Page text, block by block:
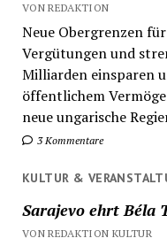
VON REDAKTION
Neue Obergrenzen
Vergütungen und
Milliarden einsparen
öffentlichem
neue ungarische
3 Kommentare
KULTUR &
Sarajevo ehrt Béla
VON REDAKTION KULTUR